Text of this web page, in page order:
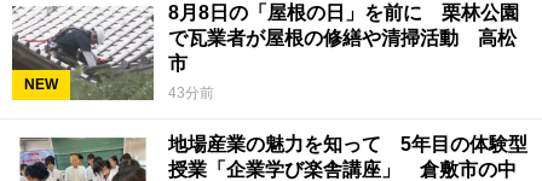
NEW
8月8日の「屋根の日」を前に 栗林公園
で瓦業者が屋根の修繕や清掃活動 高松
市
43分前
地場産業の魅力を知って 5年目の体験型
授業「企業学び楽舎講座」 倉敷市の中